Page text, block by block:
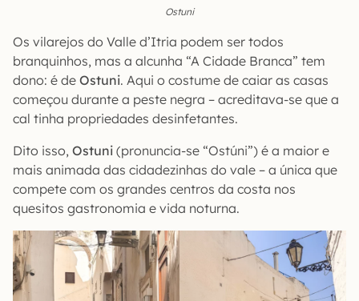
Ostuni
Os vilarejos do Valle d’Itria podem ser todos
branquinhos, mas a alcunha “A Cidade Branca” tem
dono: é de Ostuni. Aqui o costume de caiar as casas
começou durante a peste negra – acreditava-se que a
cal tinha propriedades desinfetantes.
Dito isso, Ostuni (pronuncia-se “Ostúni”) é a maior e
mais animada das cidadezinhas do vale – a única que
compete com os grandes centros da costa nos
quesitos gastronomia e vida noturna.